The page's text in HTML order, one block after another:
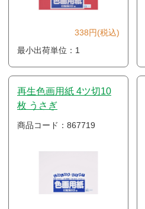
338円(税込)
最小出荷単位：1
再生色画用紙 4ツ切10
枚 うさぎ
商品コード：867719